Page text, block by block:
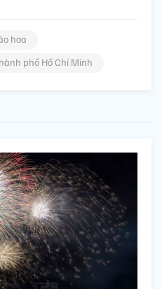
hoa
phố Hồ Chí Minh